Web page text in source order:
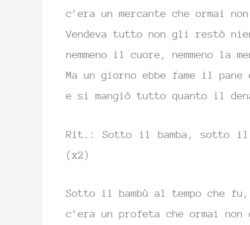
c’era un mercante che ormai
Vendeva tutto non gli restò
nemmeno il cuore, nemmeno la
Ma un giorno ebbe fame il pane
e si mangiò tutto quanto il
Rit.: Sotto il bamba, sotto il
(x2)
Sotto il bambù al tempo che fu,
c’era un profeta che ormai non